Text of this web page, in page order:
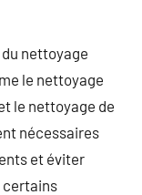
nettoyage
le nettoyage
le nettoyage de
nécessaires
et éviter
certains